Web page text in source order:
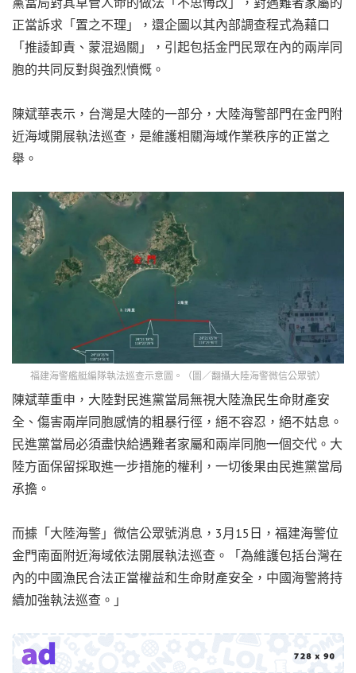
正當訴求「置之不理」，還企圖以其內部調查程式為藉口
「推諉卸責、蒙混過關」，引起包括金門民眾在內的兩岸同
胞的共同反對與強烈憤慨。
陳斌華表示，台灣是大陸的一部分，大陸海警部門在金門附
近海域開展執法巡查，是維護相關海域作業秩序的正當之
舉。
福建海警艦艇編隊執法巡查示意圖。（圖／翻攝大陸海警微信公眾號）
陳斌華重申，大陸對民進黨當局無視大陸漁民生命財產安
全、傷害兩岸同胞感情的粗暴行徑，絕不容忍，絕不姑息。
民進黨當局必須盡快給遇難者家屬和兩岸同胞一個交代。大
陸方面保留採取進一步措施的權利，一切後果由民進黨當局
承擔。
而據「大陸海警」微信公眾號消息，3月15日，福建海警位
金門南面附近海域依法開展執法巡查。「為維護包括台灣在
內的中國漁民合法正當權益和生命財產安全，中國海警將持
續加強執法巡查。」